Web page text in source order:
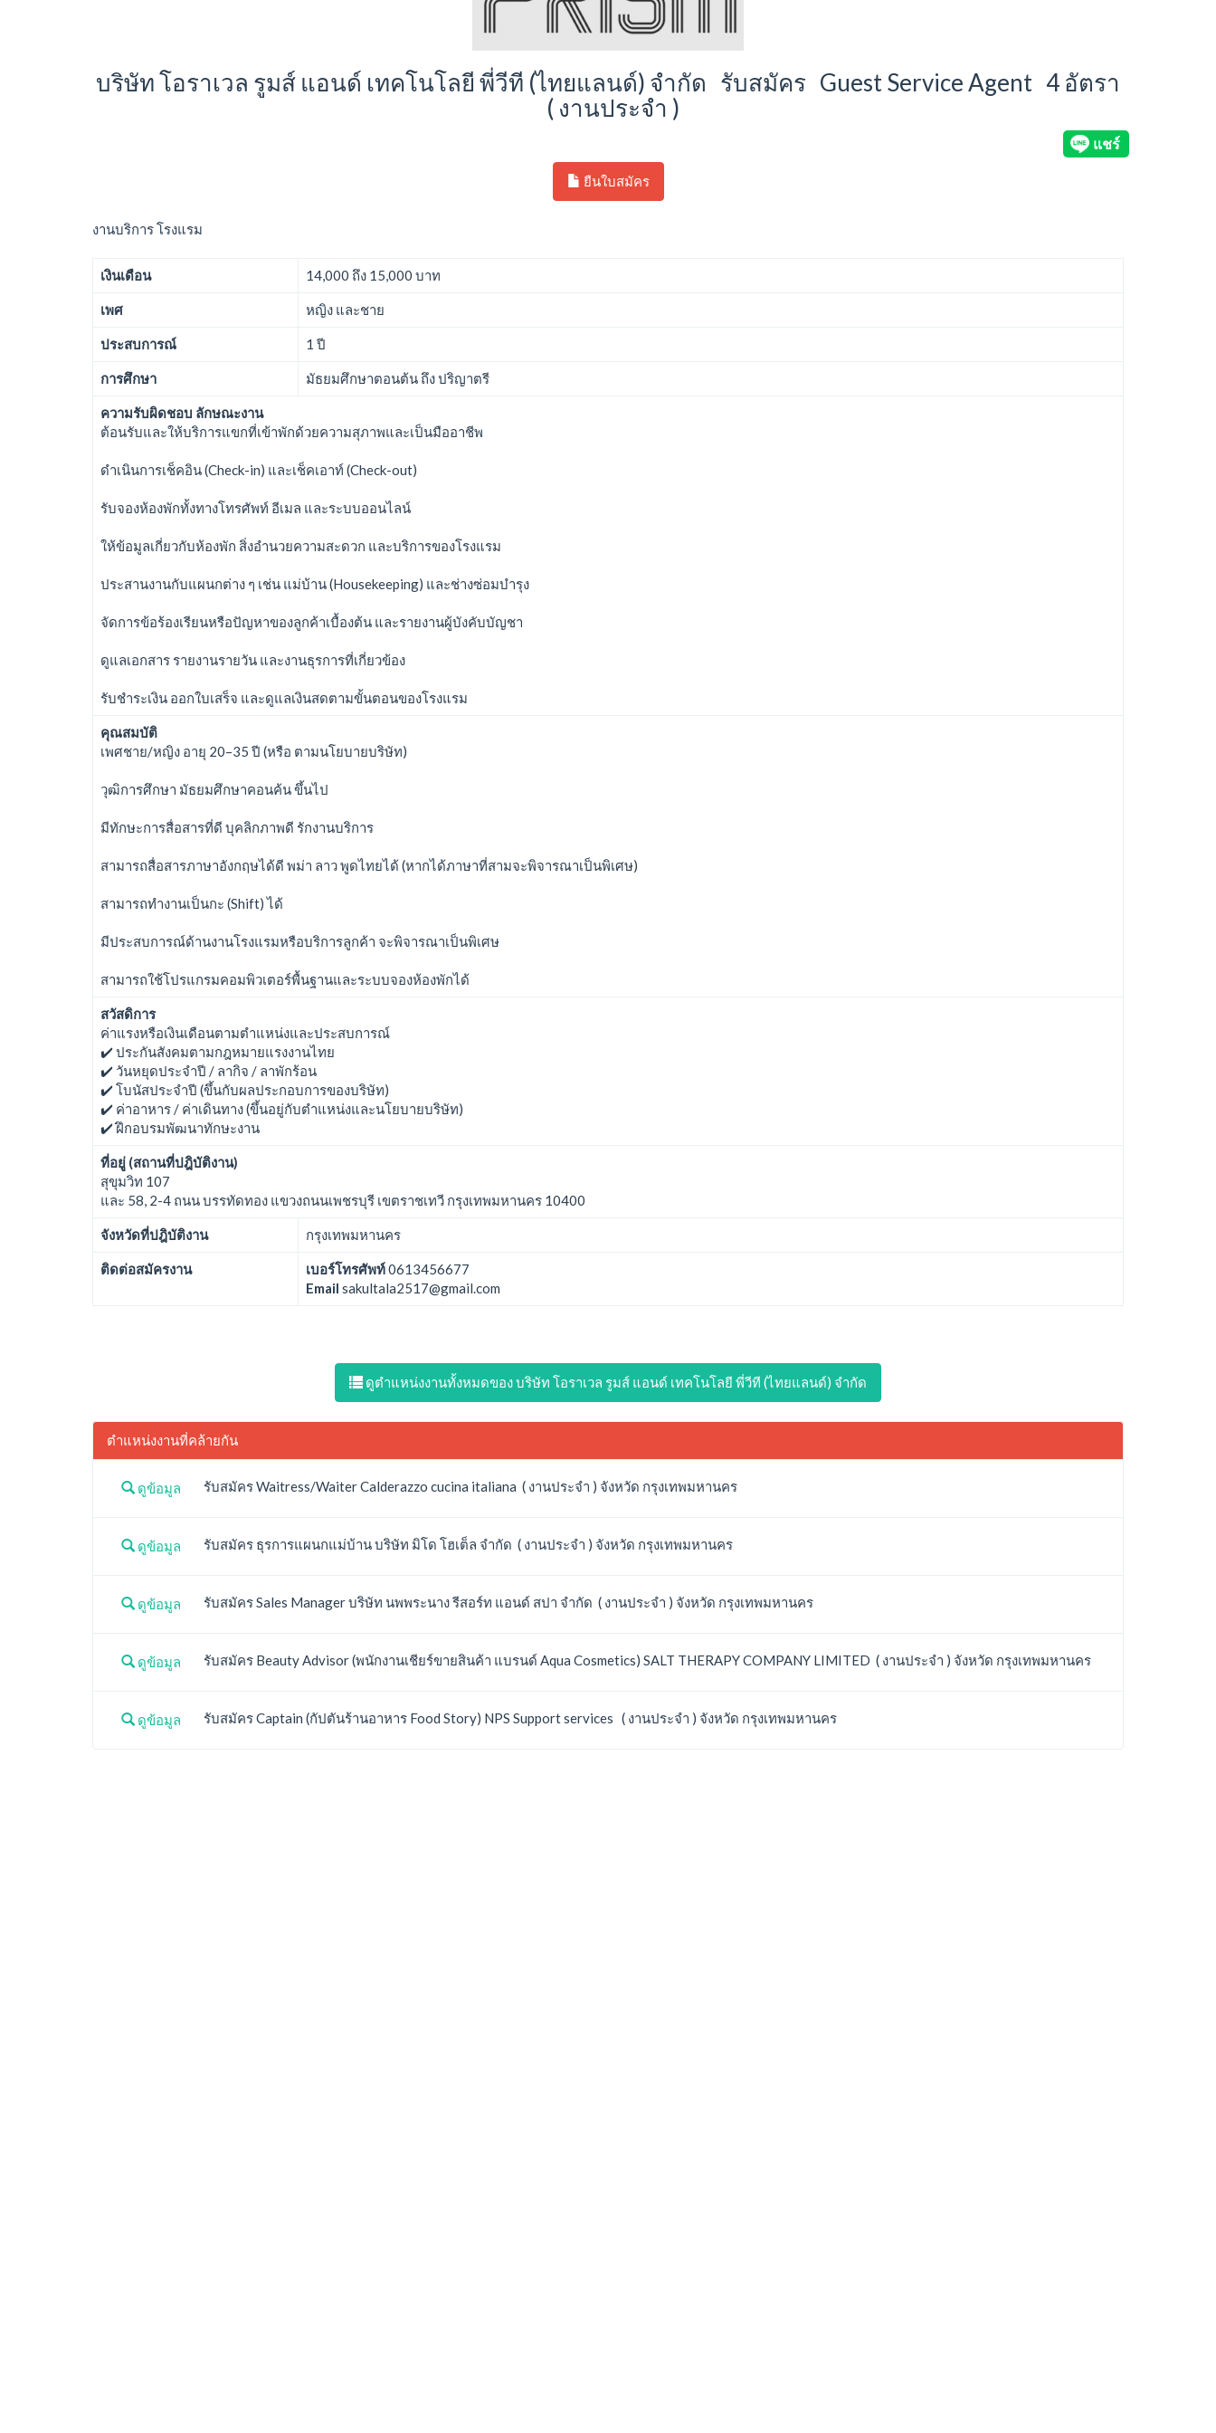
บริษัท โอราเวล รูมส์ แอนด์ เทคโนโลยี พี่วีที (ไทยแลนด์) จำกัด รับสมัคร Guest Service Agent 4 อัตรา
( งานประจำ )
ยืนใบสมัคร
งานบริการ โรงแรม
เงินเดือน 14,000 ถึง 15,000 บาท
เพศ หญิง และชาย
ประสบการณ์ 1 ปี
การศึกษา มัธยมศึกษาตอนต้น ถึง ปริญาตรี
ความรับผิดชอบ ลักษณะงาน
ต้อนรับและให้บริการแขกที่เข้าพักด้วยความสุภาพและเป็นมืออาชีพ
ดำเนินการเช็คอิน (Check-in) และเช็คเอาท์ (Check-out)
รับจองห้องพักทั้งทางโทรศัพท์ อีเมล และระบบออนไลน์
ให้ข้อมูลเกี่ยวกับห้องพัก สิ่งอำนวยความสะดวก และบริการของโรงแรม
ประสานงานกับแผนกต่าง ๆ เช่น แม่บ้าน (Housekeeping) และช่างซ่อมบำรุง
จัดการข้อร้องเรียนหรือปัญหาของลูกค้าเบื้องต้น และรายงานผู้บังคับบัญชา
ดูแลเอกสาร รายงานรายวัน และงานธุรการที่เกี่ยวข้อง
รับชำระเงิน ออกใบเสร็จ และดูแลเงินสดตามขั้นตอนของโรงแรม
คุณสมบัติ
เพศชาย/หญิง อายุ 20–35 ปี (หรือ ตามนโยบายบริษัท)
วุฒิการศึกษา มัธยมศึกษาคอนค้น ขึ้นไป
มีทักษะการสื่อสารที่ดี บุคลิกภาพดี รักงานบริการ
สามารถสื่อสารภาษาอังกฤษได้ดี พม่า ลาว พูดไทยได้ (หากได้ภาษาที่สามจะพิจารณาเป็นพิเศษ)
สามารถทำงานเป็นกะ (Shift) ได้
มีประสบการณ์ด้านงานโรงแรมหรือบริการลูกค้า จะพิจารณาเป็นพิเศษ
สามารถใช้โปรแกรมคอมพิวเตอร์พื้นฐานและระบบจองห้องพักได้
สวัสดิการ
ค่าแรงหรือเงินเดือนตามตำแหน่งและประสบการณ์
✔️ ประกันสังคมตามกฎหมายแรงงานไทย
✔️ วันหยุดประจำปี / ลากิจ / ลาพักร้อน
✔️ โบนัสประจำปี (ขึ้นกับผลประกอบการของบริษัท)
✔️ ค่าอาหาร / ค่าเดินทาง (ขึ้นอยู่กับตำแหน่งและนโยบายบริษัท)
✔️ ฝึกอบรมพัฒนาทักษะงาน
ที่อยู่ (สถานที่ปฎิบัติงาน)
สุขุมวิท 107
และ 58, 2-4 ถนน บรรทัดทอง แขวงถนนเพชรบุรี เขตราชเทวี กรุงเทพมหานคร 10400
จังหวัดที่ปฎิบัติงาน กรุงเทพมหานคร
ติดต่อสมัครงาน เบอร์โทรศัพท์0613456677
Email sakultala2517@gmail.com
ดูตำแหน่งงานทั้งหมดของ บริษัท โอราเวล รูมส์ แอนด์ เทคโนโลยี พี่วีที (ไทยแลนด์) จำกัด
ตำแหน่งงานที่คล้ายกัน
ดูข้อมูล รับสมัคร Waitress/Waiter Calderazzo cucina italiana ( งานประจำ ) จังหวัด กรุงเทพมหานคร
ดูข้อมูล รับสมัคร ธุรการแผนกแม่บ้าน บริษัท มิโด โฮเต็ล จำกัด ( งานประจำ ) จังหวัด กรุงเทพมหานคร
ดูข้อมูล รับสมัคร Sales Manager บริษัท นพพระนาง รีสอร์ท แอนด์ สปา จำกัด ( งานประจำ ) จังหวัด กรุงเทพมหานคร
ดูข้อมูล รับสมัคร Beauty Advisor (พนักงานเชียร์ขายสินค้า แบรนด์ Aqua Cosmetics) SALT THERAPY COMPANY LIMITED ( งานประจำ ) จังหวัด กรุงเทพมหานคร
ดูข้อมูล รับสมัคร Captain (กัปตันร้านอาหาร Food Story) NPS Support services ( งานประจำ ) จังหวัด กรุงเทพมหานคร